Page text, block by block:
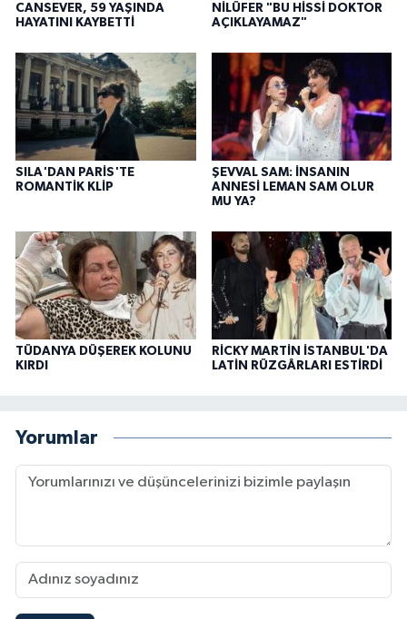
CANSEVER, 59 YAŞINDA
HAYATINI KAYBETTİ
NİLÜFER "BU HİSSİ DOKTOR
AÇIKLAYAMAZ"
SILA'DAN PARİS'TE
ROMANTİK KLİP
ŞEVVAL SAM: İNSANIN
ANNESİ LEMAN SAM OLUR
MU YA?
TÜDANYA DÜŞEREK KOLUNU
KIRDI
RİCKY MARTİN İSTANBUL'DA
LATİN RÜZGÂRLARI ESTİRDİ
Yorumlar